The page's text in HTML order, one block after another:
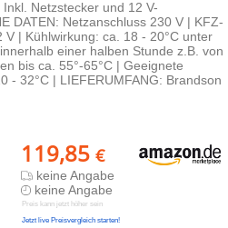
Netzstecker und 12 V-
DATEN: Netzanschluss 230 V | KFZ-
| Kühlwirkung: ca. 18 - 20°C unter
einer halben Stunde z.B. von
bis ca. 55°-65°C | Geeignete
- 32°C | LIEFERUMFANG: Brandson
119,85 €
keine Angabe
keine Angabe
Preis kann jetzt höher sein
Jetzt live Preisvergleich starten!